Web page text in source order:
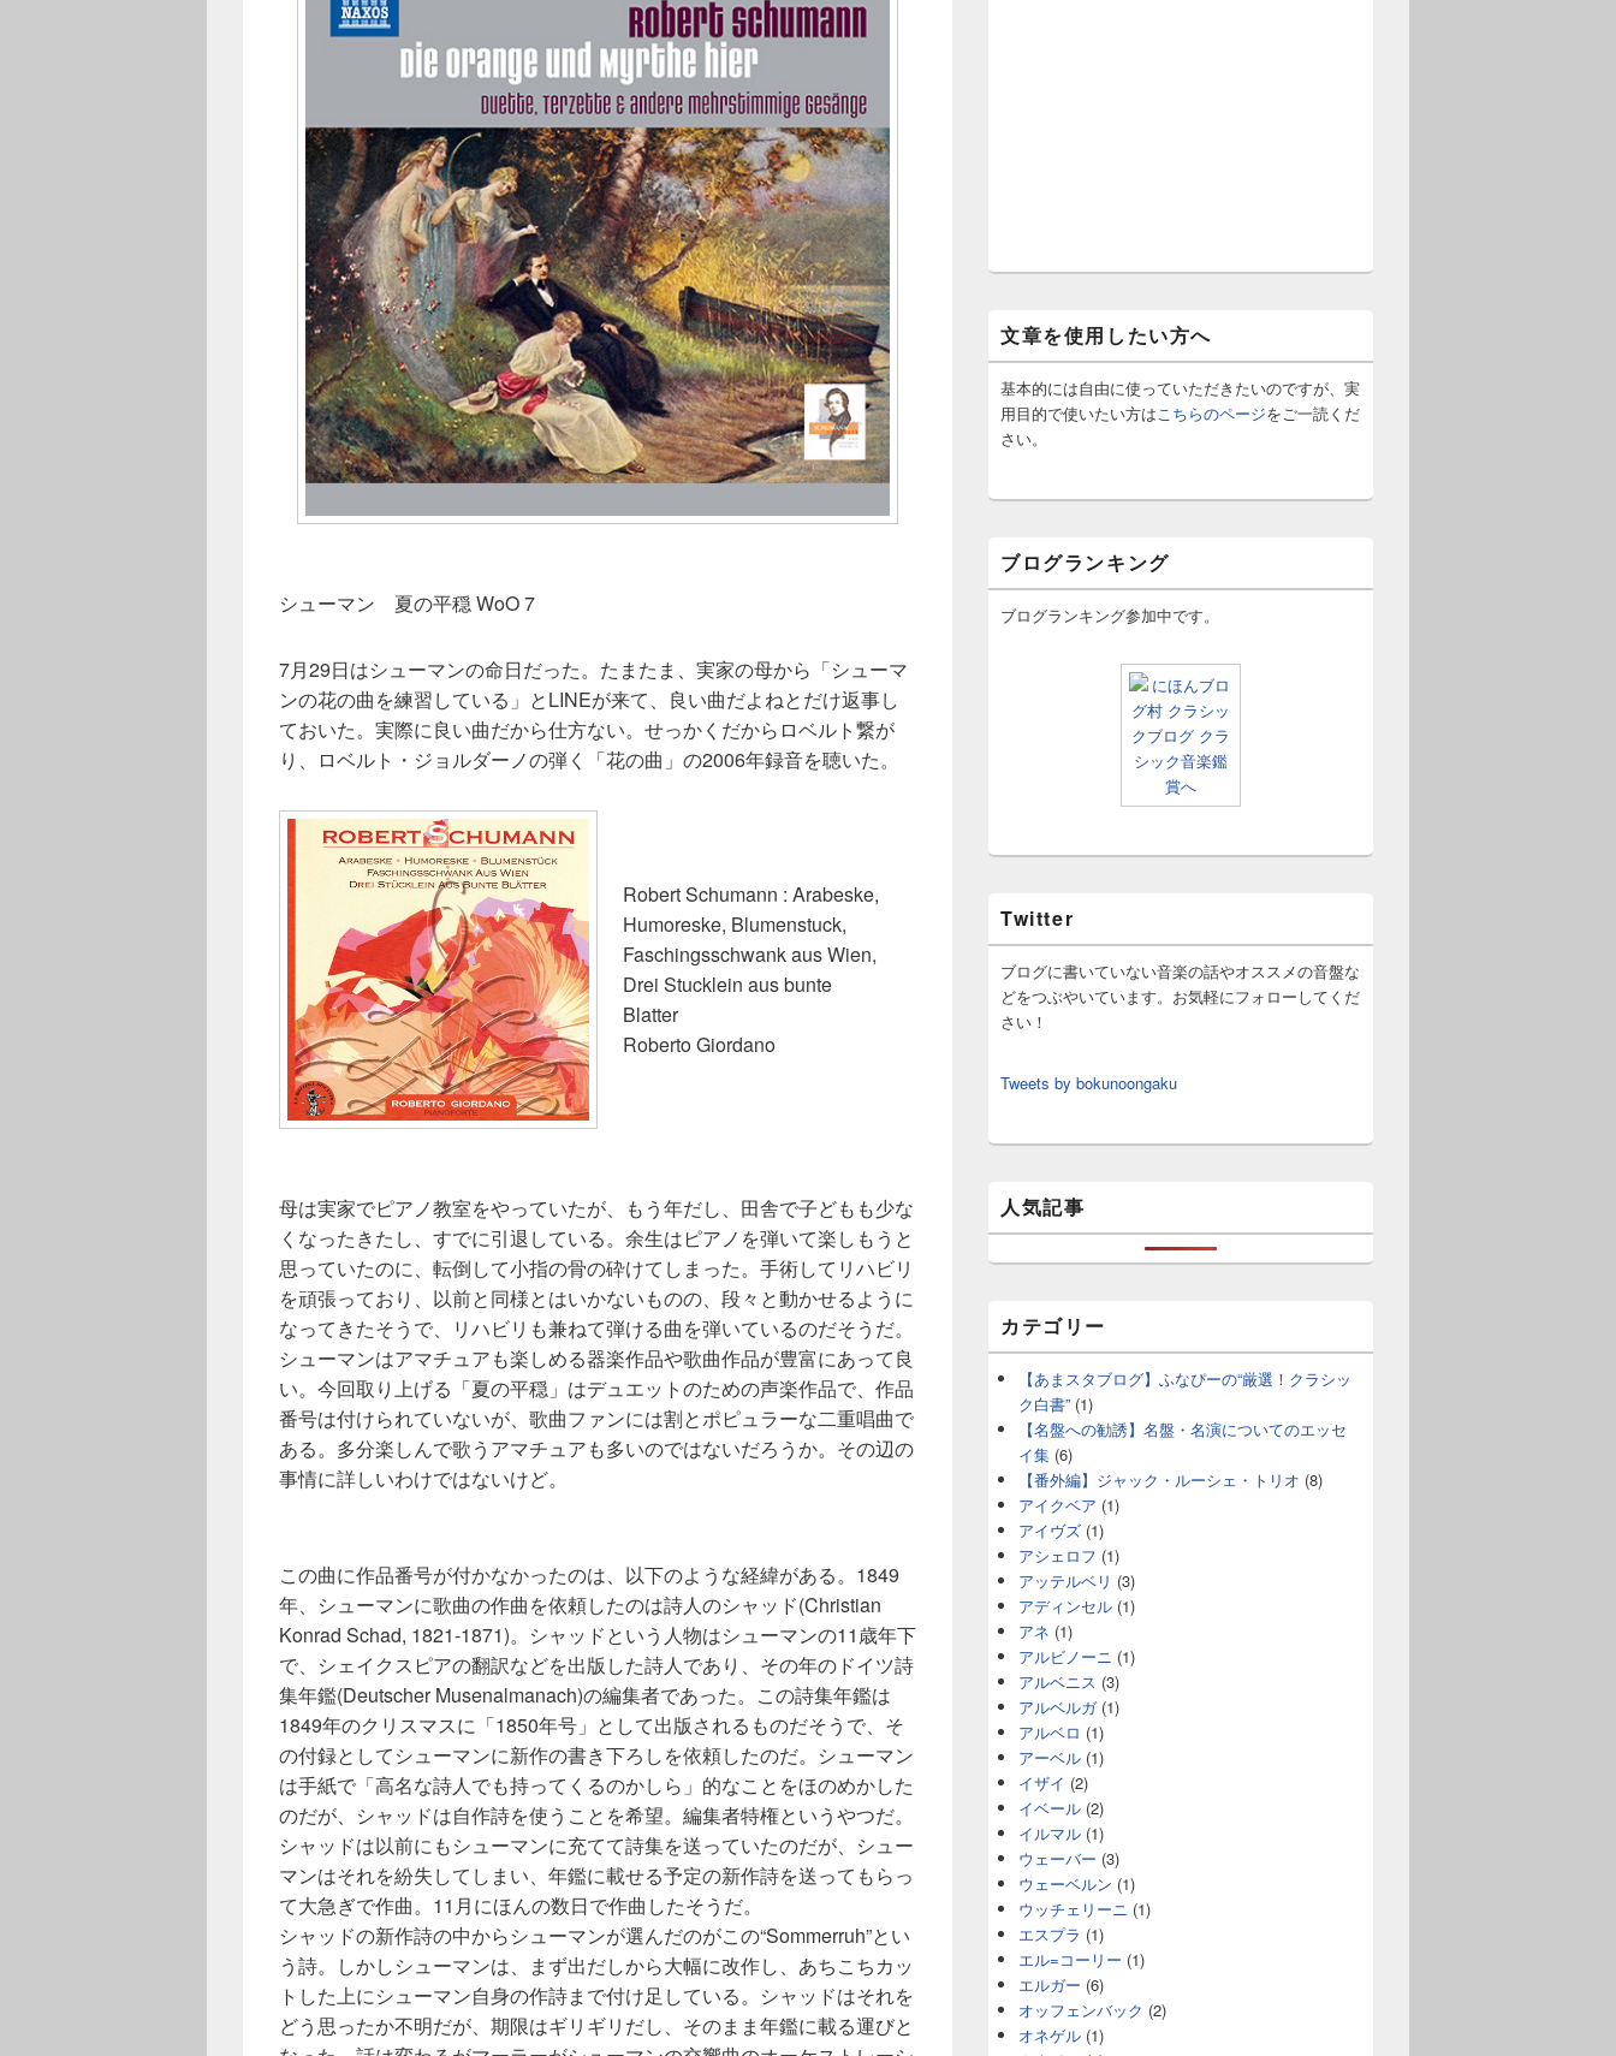
シューマン 夏の平穏 WoO 7
7月29日はシューマンの命日だった。たまたま、実家の母から「シューマ
ンの花の曲を練習している」とLINEが来て、良い曲だよねとだけ返事し
ておいた。実際に良い曲だから仕方ない。せっかくだからロベルト繋が
り、ロベルト・ジョルダーノの弾く「花の曲」の2006年録音を聴いた。
Robert Schumann : Arabeske,
Humoreske, Blumenstuck,
Faschingsschwank aus Wien,
Drei Stucklein aus bunte
Blatter
Roberto Giordano
母は実家でピアノ教室をやっていたが、もう年だし、田舎で子どもも少な
くなったきたし、すでに引退している。余生はピアノを弾いて楽しもうと
思っていたのに、転倒して小指の骨の砕けてしまった。手術してリハビリ
を頑張っており、以前と同様とはいかないものの、段々と動かせるように
なってきたそうで、リハビリも兼ねて弾ける曲を弾いているのだそうだ。
シューマンはアマチュアも楽しめる器楽作品や歌曲作品が豊富にあって良
い。今回取り上げる「夏の平穏」はデュエットのための声楽作品で、作品
番号は付けられていないが、歌曲ファンには割とポピュラーな二重唱曲で
ある。多分楽しんで歌うアマチュアも多いのではないだろうか。その辺の
事情に詳しいわけではないけど。
この曲に作品番号が付かなかったのは、以下のような経緯がある。1849
年、シューマンに歌曲の作曲を依頼したのは詩人のシャッド(Christian
Konrad Schad, 1821-1871)。シャッドという人物はシューマンの11歳年下
で、シェイクスピアの翻訳などを出版した詩人であり、その年のドイツ詩
集年鑑(Deutscher Musenalmanach)の編集者であった。この詩集年鑑は
1849年のクリスマスに「1850年号」として出版されるものだそうで、そ
の付録としてシューマンに新作の書き下ろしを依頼したのだ。シューマン
は手紙で「高名な詩人でも持ってくるのかしら」的なことをほのめかした
のだが、シャッドは自作詩を使うことを希望。編集者特権というやつだ。
シャッドは以前にもシューマンに充てて詩集を送っていたのだが、シュー
マンはそれを紛失してしまい、年鑑に載せる予定の新作詩を送ってもらっ
て大急ぎで作曲。11月にほんの数日で作曲したそうだ。
シャッドの新作詩の中からシューマンが選んだのがこの“Sommerruh”とい
う詩。しかしシューマンは、まず出だしから大幅に改作し、あちこちカッ
トした上にシューマン自身の作詩まで付け足している。シャッドはそれを
どう思ったか不明だが、期限はギリギリだし、そのまま年鑑に載る運びと
文章を使用したい方へ
基本的には自由に使っていただきたいのですが、実
用目的で使いたい方は こちらのページをご一読くだ
さい。
ブログランキング
ブログランキング参加中です。
Twitter
ブログに書いていない音楽の話やオススメの音盤な
どをつぶやいています。お気軽にフォローしてくだ
さい！
Tweets by bokunoongaku
人気記事
カテゴリー
【あまスタブログ】ふなぴーの“厳選！クラシッ
ク白書” (1)
【名盤への勧誘】名盤・名演についてのエッセ
イ集 (6)
【番外編】ジャック・ルーシェ・トリオ (8)
アイクベア (1)
アイヴズ (1)
アシェロフ (1)
アッテルベリ (3)
アディンセル (1)
アネ (1)
アルビノーニ (1)
アルベニス (3)
アルベルガ(1)
アルベロ (1)
アーベル (1)
イザイ (2)
イベール (2)
イルマル (1)
ウェーバー (3)
ウェーベルン (1)
ウッチェリーニ (1)
エスプラ (1)
エル=コーリー (1)
エルガー (6)
オッフェンバック (2)
オネゲル (1)